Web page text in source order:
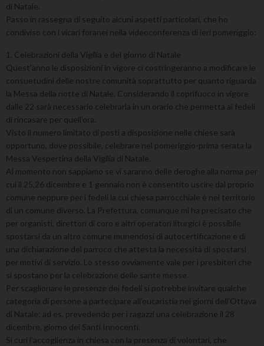
di Natale.
Passo in rassegna di seguito alcuni aspetti particolari, che ho
condiviso con i vicari foranei nella videoconferenza di ieri pomeriggio:
1. Celebrazioni della Vigilia e del giorno di Natale
Quest’anno le disposizioni in vigore ci costringeranno a modificare le
consuetudini delle nostre comunità soprattutto per quanto riguarda
la Messa della notte di Natale. Considerando il coprifuoco in vigore
dalle 22 sarà necessario celebrarla in un orario che permetta ai fedeli
di rincasare per quell’ora.
Visto il numero limitato di posti a disposizione nelle chiese sarà
opportuno, dove possibile, celebrare nel pomeriggio-prima serata la
Messa Vespertina della Vigilia di Natale.
Al momento non sappiamo se vi saranno delle deroghe alla norma per
cui il 25,26 dicembre e 1 gennaio non è consentito uscire dal proprio
comune neppure per i fedeli la cui chiesa parrocchiale è nel territorio
di un comune diverso. La Prefettura, comunque mi ha precisato che
per organisti, direttori di coro e altri operatori liturgici è possibile
spostarsi da un altro comune munendosi di autocertificazione e di
una dichiarazione del parroco che attesta la necessità di spostarsi
per motivi di servizio. Lo stesso ovviamente vale per i presbiteri che
si spostano per la celebrazione delle sante messe.
Per scaglionare le presenze dei fedeli si potrebbe invitare qualche
categoria di persone a partecipare all’eucaristia nei giorni dell’Ottava
di Natale: ad es. prevedendo per i ragazzi una celebrazione il 28
dicembre, giorno dei Santi Innocenti.
Si curi l’accoglienza in chiesa con la presenza di volontari, che